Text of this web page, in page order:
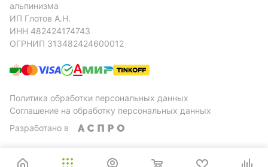
альпинизма
ИП Глотов А.Н.
ИНН 482424174743
ОГРНИП 313482424600012
Политика обработки персональных данных
Соглашение на обработку персональных данных
Разработано в